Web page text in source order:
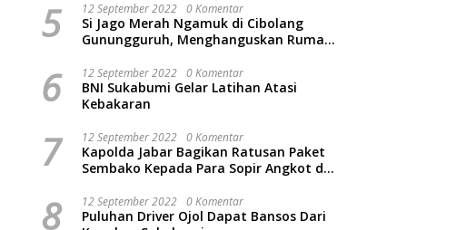
Rakyat Indonesia
5 12 September 2022 0 Komentar
Si Jago Merah Ngamuk di Cibolang
Gunungguruh, Menghanguskan Rumah
6 12 September 2022 0 Komentar
BNI Sukabumi Gelar Latihan Atasi
Kebakaran
7 12 September 2022 0 Komentar
Kapolda Jabar Bagikan Ratusan Paket
Sembako Kepada Para Sopir Angkot di
8 12 September 2022 0 Komentar
Puluhan Driver Ojol Dapat Bansos Dari